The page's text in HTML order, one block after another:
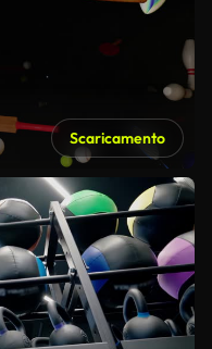
Scaricamento